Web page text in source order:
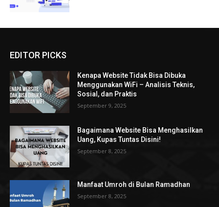
EDITOR PICKS
Kenapa Website Tidak Bisa Dibuka
Menggunakan WiFi – Analisis Teknis,
Sosial, dan Praktis
September 9, 2025
Bagaimana Website Bisa Menghasilkan
Uang, Kupas Tuntas Disini!
September 8, 2025
Manfaat Umroh di Bulan Ramadhan
September 8, 2025